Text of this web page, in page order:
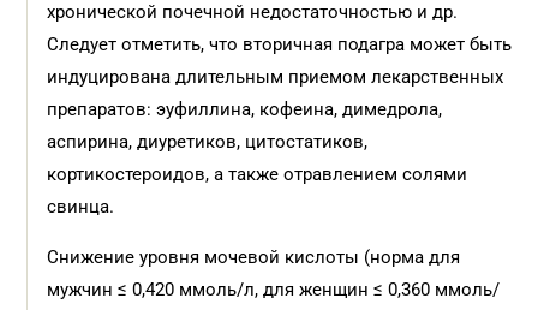
хронической почечной недостаточностью и др.
Следует отметить, что вторичная подагра может быть
индуцирована длительным приемом лекарственных
препаратов: эуфиллина, кофеина, димедрола,
аспирина, диуретиков, цитостатиков,
кортикостероидов, а также отравлением солями
свинца.
Снижение уровня мочевой кислоты (норма для
мужчин ≤ 0,420 ммоль/л, для женщин ≤ 0,360 ммоль/